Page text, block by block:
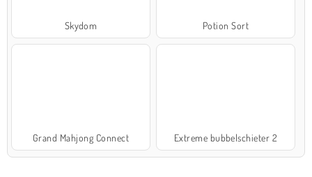
Skydom Potion Sort
Grand Mahjong Connect Extreme bubbelschieter 2